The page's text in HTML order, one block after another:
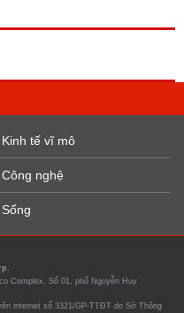
Kinh tế vĩ mô
Công nghệ
Sống
Complex, Số 01, phố Nguyễn Huy
internet số 3321/GP-TTĐT do Sở Thông